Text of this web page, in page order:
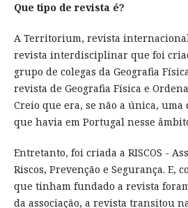
Que tipo de revista é?
A Territorium, revista
revista interdisciplinar que foi
grupo de colegas da Geografia
revista de Geografia Física e
Creio que era, se não a única, uma
que havia em Portugal nesse
Entretanto, foi criada a RISCOS -
Riscos, Prevenção e Segurança. E,
que tinham fundado a revista
da associação, a revista transitou